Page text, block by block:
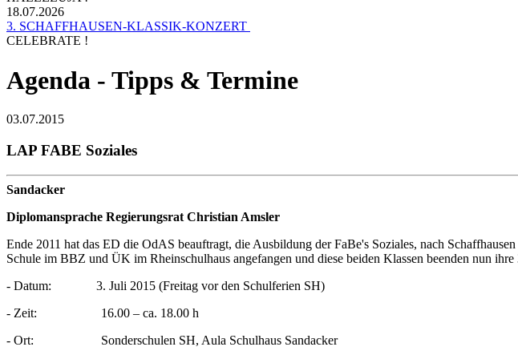
18.07.2026
3. SCHAFFHAUSEN-KLASSIK-KONZERT
CELEBRATE !
Agenda - Tipps & Termine
03.07.2015
LAP FABE Soziales
Sandacker
Diplomansprache Regierungsrat Christian Amsler
Ende 2011 hat das ED die OdAS beauftragt, die Ausbildung der FaBe's Soziales, nach
Schule im BBZ und ÜK im Rheinschulhaus angefangen und diese beiden Klassen beenden nun
- Datum: 3. Juli 2015 (Freitag vor den Schulferien SH)
- Zeit: 16.00 – ca. 18.00 h
- Ort: Sonderschulen SH, Aula Schulhaus Sandacker